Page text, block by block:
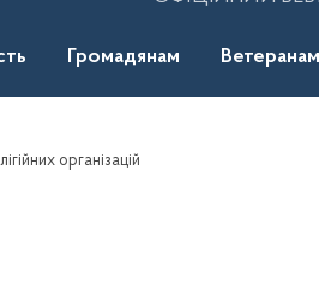
Громадянам Ветеранам
організацій